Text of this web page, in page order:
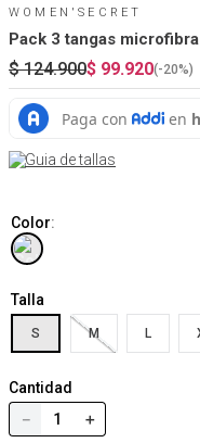
WOMEN'SECRET
Pack 3 tangas microfibra
$ 124.900$ 99.920(-20%)
Guia de tallas
Color:
Talla
S M L
Cantidad
＋
－